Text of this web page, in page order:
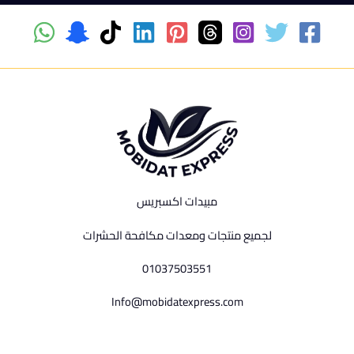
مبيدات اكسبريس
لجميع منتجات ومعدات مكافحة الحشرات
01037503551
Info@mobidatexpress.com